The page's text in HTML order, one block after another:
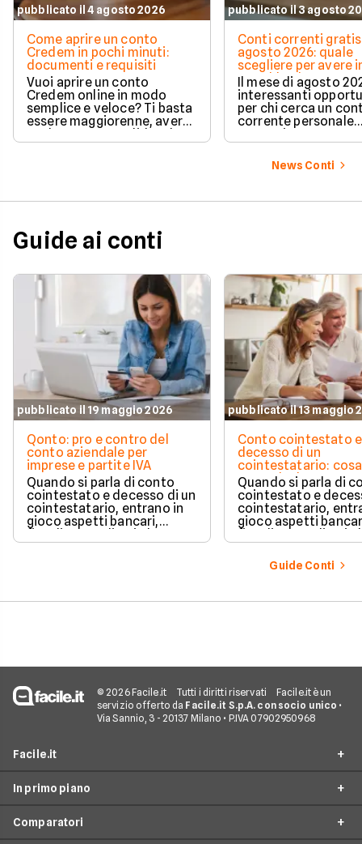
pubblicato il 4 agosto 2026
Come aprire un conto
Credem in pochi minuti:
documenti e requisiti
Vuoi aprire un conto
Credem online in modo
semplice e veloce? Ti basta
essere maggiorenne, avere
SPID e preparare pochi dati
requisiti e i passaggi
pubblicato il 3 agosto
Conti correnti
agosto 2026: quale
scegliere per avere
e cashback?
Il mese di agosto
interessanti
per chi cerca un
corrente personale
News Conti
Guide ai conti
pubblicato il 19 maggio 2026
Qonto: pro e contro del
conto aziendale per
imprese e partite IVA
Quando si parla di conto
cointestato e decesso di un
cointestatario, entrano in
gioco aspetti bancari,
spesso generano
pubblicato il 13 maggio
Conto cointestato e
decesso di un
cointestatario: cosa
succede davvero
blocchi, quote e
successione
Quando si parla di
cointestato e
cointestatario,
gioco aspetti
spesso generano
confusione.
Guide Conti
© 2026 Facile.it Tutti i diritti riservati
Facile.it è un
servizio offerto da Facile.it S.p.A. con socio unico •
Via Sannio, 3 - 20137 Milano • P.IVA 07902950968
Facile.it
Assicurazioni
Prestiti
In primo piano
Conto Online
Comparatori